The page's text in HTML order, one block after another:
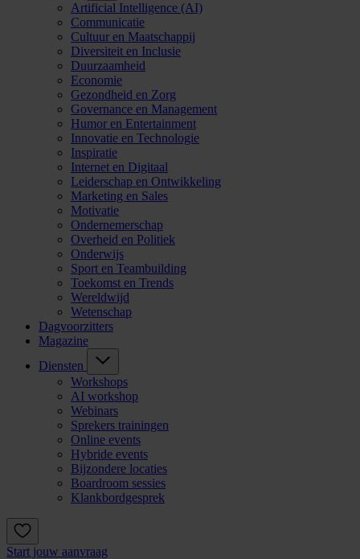
Artificial Intelligence (AI)
Communicatie
Cultuur en Maatschappij
Diversiteit en Inclusie
Duurzaamheid
Economie
Gezondheid en Zorg
Governance en Management
Humor en Entertainment
Innovatie en Technologie
Inspiratie
Internet en Digitaal
Leiderschap en Ontwikkeling
Marketing en Sales
Motivatie
Ondernemerschap
Overheid en Politiek
Onderwijs
Sport en Teambuilding
Toekomst en Trends
Wereldwijd
Wetenschap
Dagvoorzitters
Magazine
Diensten
Workshops
AI workshop
Webinars
Sprekers trainingen
Online events
Hybride events
Bijzondere locaties
Boardroom sessies
Klankbordgesprek
Start jouw aanvraag